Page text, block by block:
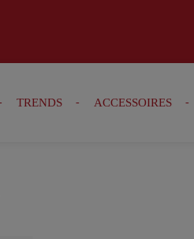
TRENDS ACCESSOIRES